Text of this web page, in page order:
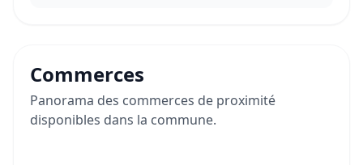
Commerces
Panorama des commerces de proximité
disponibles dans la commune.